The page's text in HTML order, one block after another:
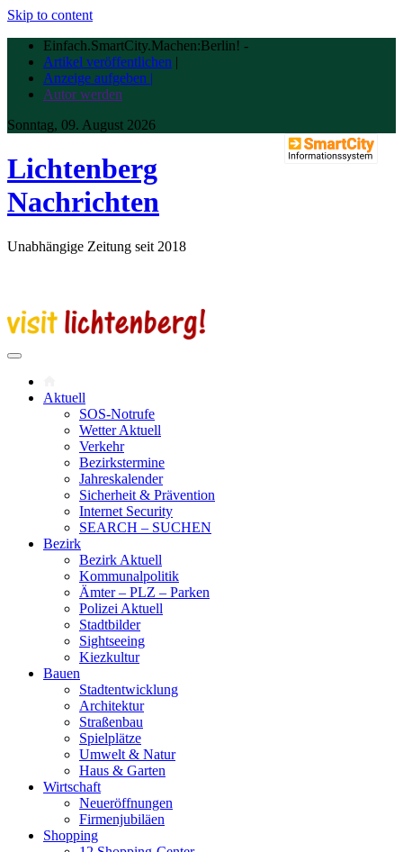
Skip to content
Einfach.SmartCity.Machen:Berlin! -
Artikel veröffentlichen |
Anzeige aufgeben |
Autor werden
Sonntag, 09. August 2026
Lichtenberg
Nachrichten
Unabhängige Zeitung seit 2018
Aktuell
SOS-Notrufe
Wetter Aktuell
Verkehr
Bezirkstermine
Jahreskalender
Sicherheit & Prävention
Internet Security
SEARCH – SUCHEN
Bezirk
Bezirk Aktuell
Kommunalpolitik
Ämter – PLZ – Parken
Polizei Aktuell
Stadtbilder
Sightseeing
Kiezkultur
Bauen
Stadtentwicklung
Architektur
Straßenbau
Spielplätze
Umwelt & Natur
Haus & Garten
Wirtschaft
Neueröffnungen
Firmenjubiläen
Shopping